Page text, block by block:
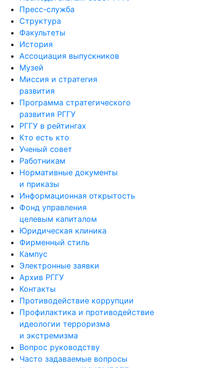
Пресс-служба
Структура
Факультеты
История
Ассоциация выпускников
Музей
Миссия и стратегия
развития
Программа стратегического
развития РГГУ
РГГУ в рейтингах
Кто есть кто
Ученый совет
Работникам
Нормативные документы
и приказы
Информационная открытость
Фонд управления
целевым капиталом
Юридическая клиника
Фирменный стиль
Кампус
Электронные заявки
Архив РГГУ
Контакты
Противодействие коррупции
Профилактика и противодействие
идеологии терроризма
и экстремизма
Вопрос руководству
Часто задаваемые вопросы